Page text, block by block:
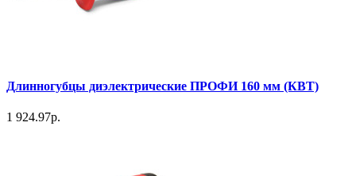
Длинногубцы диэлектрические ПРОФИ 160 мм (КВТ)
1 924.97р.